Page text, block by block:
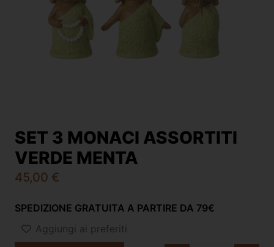
SET 3 MONACI ASSORTITI
VERDE MENTA
45,00 €
SPEDIZIONE GRATUITA A PARTIRE DA 79€
Aggiungi ai preferiti